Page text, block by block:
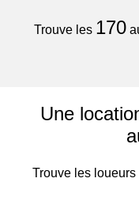
Trouve les 170
Une
Trouve les